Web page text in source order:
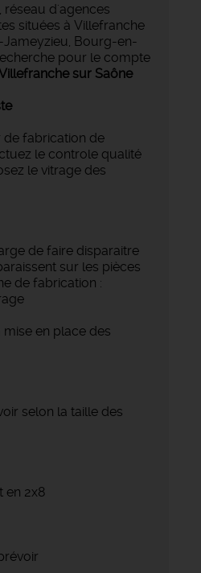
réseau d'agences
situées à Villefranche
Jameyzieu, Bourg-en-
pour le compte
sur Saône
de fabrication de
le controle qualité
le vitrage des
de faire disparaitre
sur les pièces
de fabrication :
en place des
selon la taille des
en 2x8